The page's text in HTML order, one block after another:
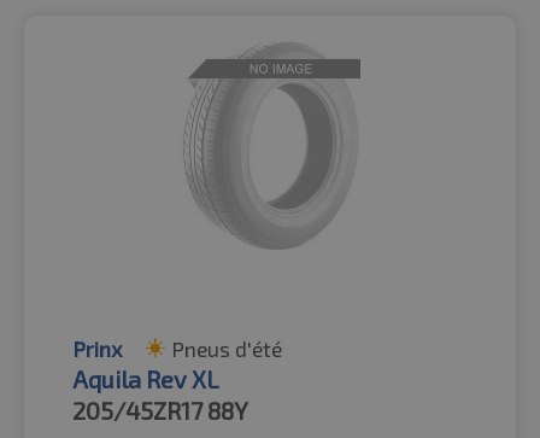
Prinx Pneus d'été
Aquila Rev XL
205/45ZR17 88Y